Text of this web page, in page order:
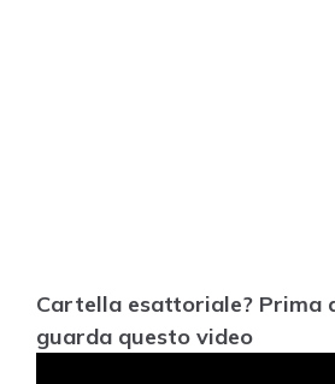
Cartella esattoriale? Prima
guarda questo video